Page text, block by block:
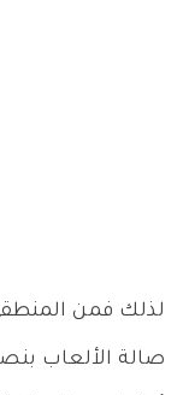
لذلك فمن
صالة الألعاب